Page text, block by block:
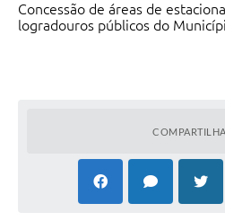
Vigilância Sanitária
Concessão de áreas de
logradouros públicos do